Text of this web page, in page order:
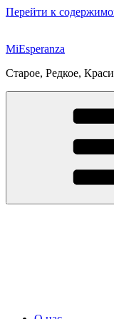
Перейти к
MiEsperanza
Старое, Редкое,